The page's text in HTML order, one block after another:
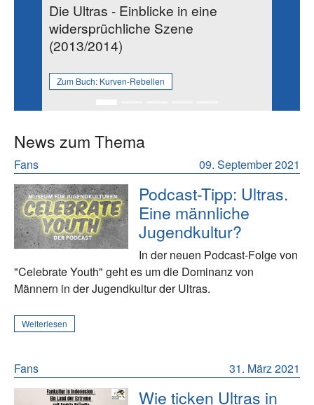
Die Ultras - Einblicke in eine
widersprüchliche Szene
(2013/2014)
Zum Buch: Kurven-Rebellen
News zum Thema
09. September 2021
Fans
Podcast-Tipp: Ultras.
Eine männliche
Jugendkultur?
In der neuen Podcast-Folge von
"Celebrate Youth" geht es um die Dominanz von
Männern in der Jugendkultur der Ultras.
Weiterlesen
31. März 2021
Fans
Wie ticken Ultras in